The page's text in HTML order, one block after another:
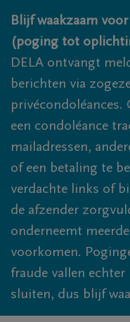
Overslaan en naar
Blijf waakzaam
(poging tot
DELA ontvangt
berichten via
privécondoléances.
een condoléance
mailadressen,
of een betaling te
verdachte links of
de afzender
onderneemt
voorkomen.
fraude vallen
sluiten, dus blijf